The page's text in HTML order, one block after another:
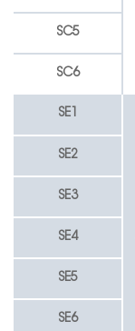
SC5
SC6
SE1
SE2
SE3
SE4
SE5
SE6